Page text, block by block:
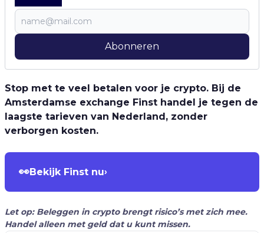
Abonneren
Stop met te veel betalen voor je crypto. Bij de
Amsterdamse exchange Finst handel je tegen de
laagste tarieven van Nederland, zonder
verborgen kosten.
👀Bekijk Finst nu›
Let op: Beleggen in crypto brengt risico’s met zich mee.
Handel alleen met geld dat u kunt missen.